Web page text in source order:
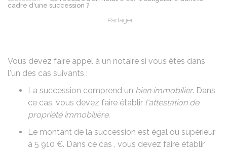
cadre d'une succession ?
Partager
Vous devez faire appel à un notaire si vous êtes dans
l'un des cas suivants :
La succession comprend un bien immobilier. Dans
ce cas, vous devez faire établir l'attestation de
propriété immobilière.
Le montant de la succession est égal ou supérieur
à 5 910 €. Dans ce cas , vous devez faire établir